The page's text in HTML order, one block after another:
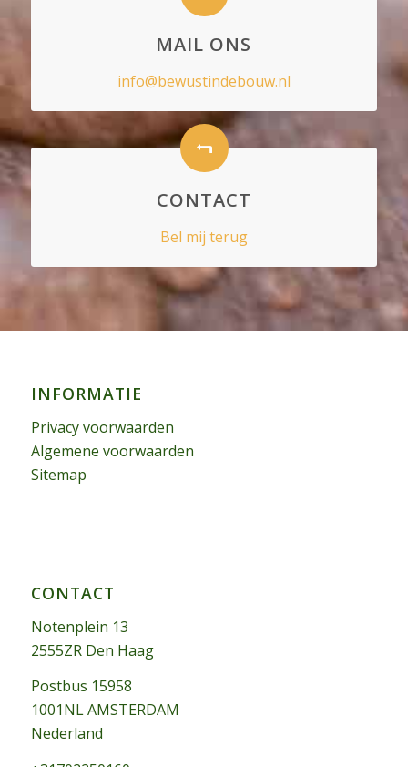
MAIL ONS
info@bewustindebouw.nl
CONTACT
Bel mij terug
INFORMATIE
Privacy voorwaarden
Algemene voorwaarden
Sitemap
CONTACT
Notenplein 13
2555ZR Den Haag
Postbus 15958
1001NL AMSTERDAM
Nederland